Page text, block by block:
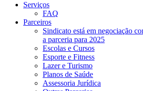
Serviços
FAQ
Parceiros
Sindicato está em negociação
a parceria para 2025
Escolas e Cursos
Esporte e Fitness
Lazer e Turismo
Planos de Saúde
Assessoria Jurídica